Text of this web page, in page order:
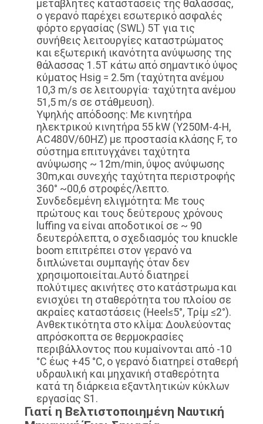
μεταβλητές καταστάσεις της θάλασσας,
ο γερανό παρέχει εσωτερικό ασφαλές
φόρτο εργασίας (SWL) 5T για τις
συνήθεις λειτουργίες καταστρώματος
και εξωτερική ικανότητα ανύψωσης της
θάλασσας 1.5T κάτω από σημαντικό ύψος
κύματος Hsig = 2.5m (ταχύτητα ανέμου
10,3 m/s σε λειτουργία· ταχύτητα ανέμου
51,5 m/s σε στάθμευση).
Υψηλής απόδοσης: Με κινητήρα
ηλεκτρικού κινητήρα 55 kW (Y250M-4-H,
AC480V/60HZ) με προστασία κλάσης F, το
σύστημα επιτυγχάνει ταχύτητα
ανύψωσης ~ 12m/min, ύψος ανύψωσης
30m,και συνεχής ταχύτητα περιστροφής
360° ~00,6 στροφές/λεπτο.
Συνδεδεμένη ελιγμότητα: Με τους
πρώτους και τους δεύτερους χρόνους
luffing να είναι αποδοτικοί σε ~ 90
δευτερόλεπτα, ο σχεδιασμός του knuckle
boom επιτρέπει στον γερανό να
διπλώνεται συμπαγής όταν δεν
χρησιμοποιείται.Αυτό διατηρεί
πολύτιμες ακινήτες στο κατάστρωμα και
ενισχύει τη σταθερότητα του πλοίου σε
ακραίες καταστάσεις (Heel≤5°, Τρίμ ≤2°).
Ανθεκτικότητα στο κλίμα: Δουλεύοντας
απρόσκοπτα σε θερμοκρασίες
περιβάλλοντος που κυμαίνονται από -10
°C έως +45 °C, ο γερανό διατηρεί σταθερή
υδραυλική και μηχανική σταθερότητα
κατά τη διάρκεια εξαντλητικών κύκλων
εργασίας S1.
Γιατί η Βελτιστοποιημένη Ναυτική